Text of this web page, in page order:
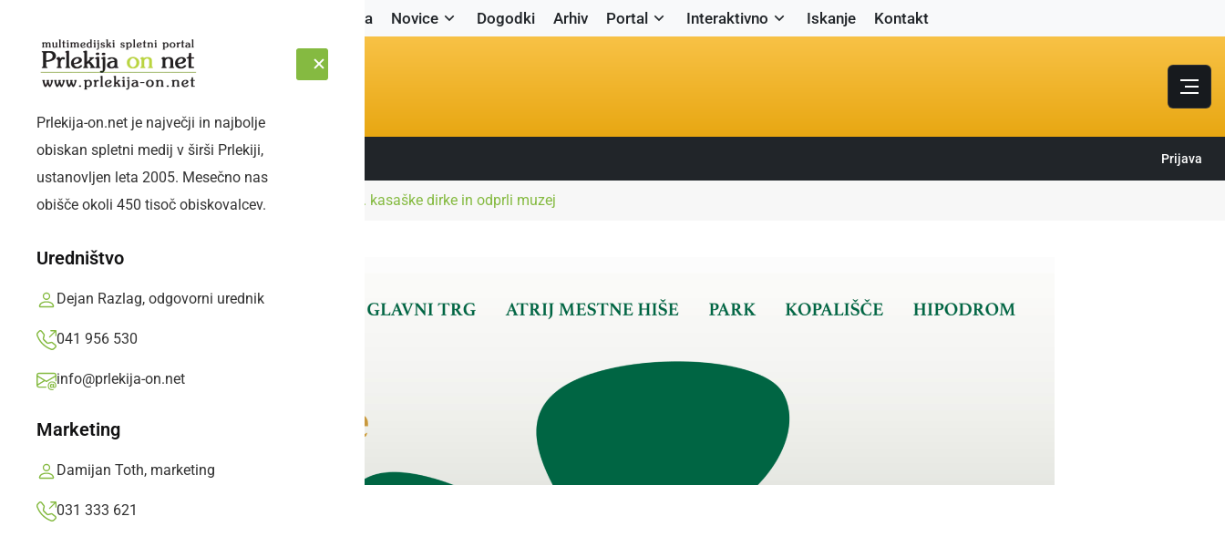
Naslovnica Novice Dogodki Arhiv Portal Interaktivno Iskanje Kontakt
NEDELJA, 9. AVGUST 2026 Sledite nam: Prijava
Prlekija-on.net je največji in najbolje
obiskan spletni medij v širši Prlekiji,
ustanovljen leta 2005. Mesečno nas
obišče okoli 450 tisoč obiskovalcev.
Uredništvo
Dejan Razlag, odgovorni urednik
041 956 530
info@prlekija-on.net
Marketing
Damijan Toth, marketing
031 333 621
Naslovnica ŠportV Ljutomeru pripravili 4. kasaške dirke in odprli muzej